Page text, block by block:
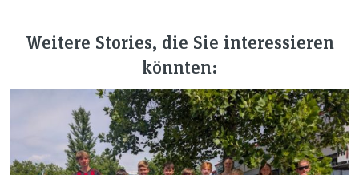
Weitere Stories, die Sie interessieren
könnten: